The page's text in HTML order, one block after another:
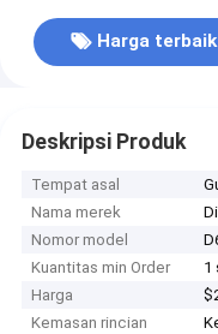
Harga terbaik
Deskripsi Produk
Tempat asal
Nama merek
Nomor model
Kuantitas min Order
1
Harga
Kemasan rincian